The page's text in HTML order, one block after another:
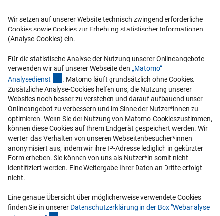
RSS-Feeds
Compliance
Vergabeverfahren
Barrierefreiheit
Service und Informationen für Menschen mit Behinderungen
Erklärung zur Barrierefreiheit
Barriere melden
DFG-aktuell
Erhalten Sie Neuigkeiten aus der DFG direkt in Ihr Mailpostfach oder
schauen Sie sich die Ausgaben online an.
Zum Newsletter
Wir setzen auf unserer Website technisch zwingend erforderliche
Cookies sowie Cookies zur Erhebung statistischer Informationen
(Analyse-Cookies) ein.
Für die statistische Analyse der Nutzung unserer Onlineangebote
verwenden wir auf unserer Webseite den „Matomo“
Analysedienst (externer Link)
. Matomo läuft grundsätzlich ohne Cookies.
Zusätzliche Analyse-Cookies helfen uns, die Nutzung unserer
Websites noch besser zu verstehen und darauf aufbauend unser
Onlineangebot zu verbessern und im Sinne der Nutzer*innen zu
optimieren. Wenn Sie der Nutzung von Matomo-Cookieszustimmen,
können diese Cookies auf Ihrem Endgerät gespeichert werden. Wir
werten das Verhalten von unseren Webseitenbesucher*innen
anonymisiert aus, indem wir ihre IP-Adresse lediglich in gekürzter
Form erheben. Sie können von uns als Nutzer*in somit nicht
identifiziert werden. Eine Weitergabe Ihrer Daten an Dritte erfolgt
nicht.
Eine genaue Übersicht über möglicherweise verwendete Cookies
finden Sie in unserer Datenschutzerklärung in der Box "Webanalyse